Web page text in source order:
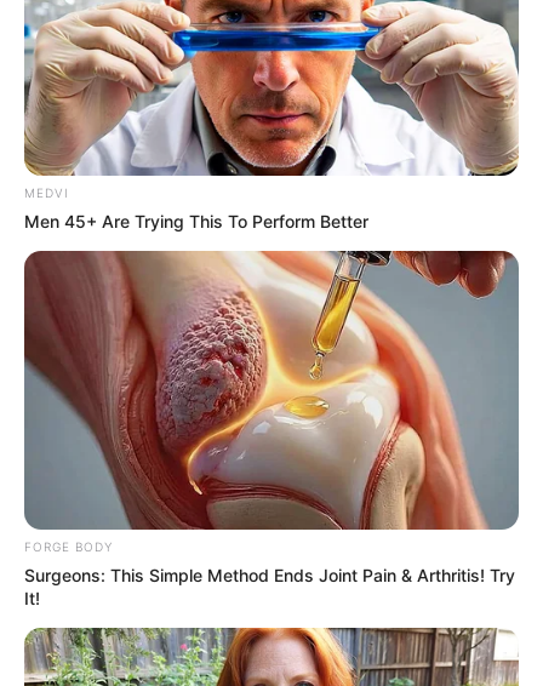
Top 8 People Living Strange But Happy Lifestyles
BRAINBERRIES
Disney Princesses: Which Live-Action Version Do
You Prefer?
BRAINBERRIES
MEDVI
Men 45+ Are Trying This To Perform Better
FORGE BODY
Surgeons: This Simple Method Ends Joint Pain & Arthritis! Try
It!